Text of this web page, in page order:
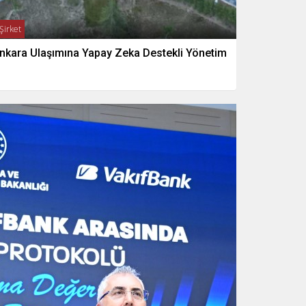
Şirket
Ulaşımına Yapay Zeka Destekli Yönetim